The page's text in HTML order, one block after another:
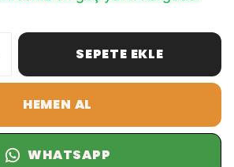
SEPETE EKLE
HEMEN AL
WHATSAPP